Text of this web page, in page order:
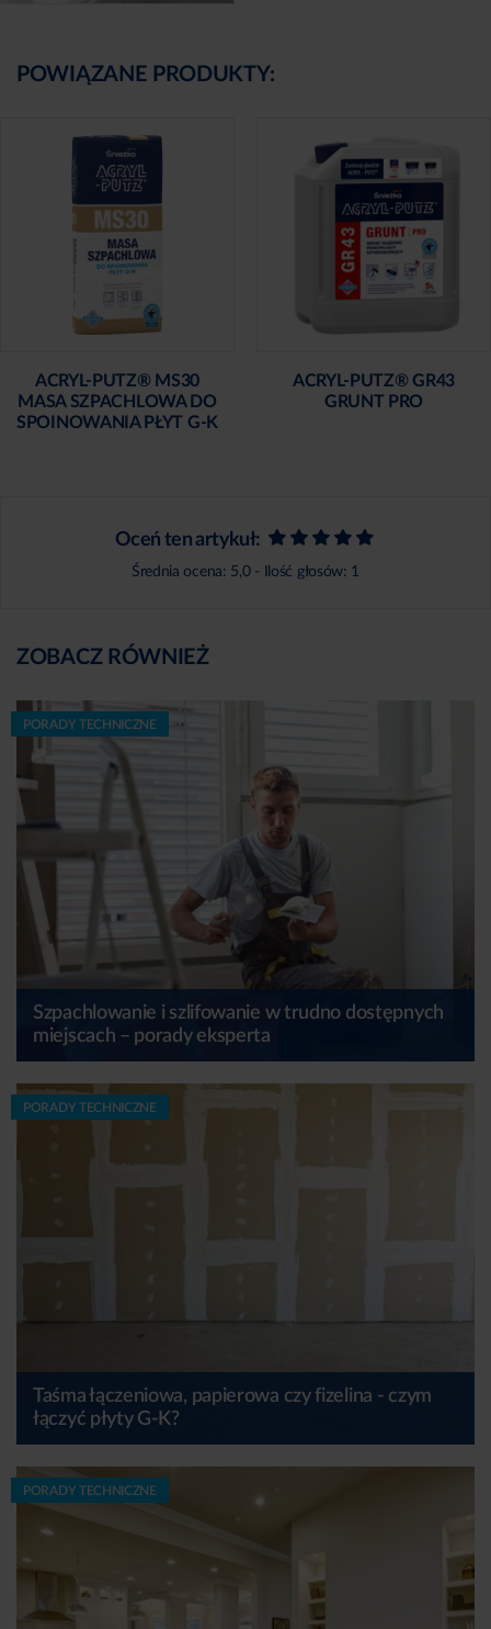
POWIĄZANE PRODUKTY:
ACRYL-PUTZ® MS30
MASA SZPACHLOWA DO
SPOINOWANIA PŁYT G-K
ACRYL-PUTZ® GR43
GRUNT PRO
Oceń ten artykuł:
Średnia ocena: 5,0- Ilość głosów: 1
ZOBACZ RÓWNIEŻ
PORADY TECHNICZNE
Szpachlowanie i szlifowanie w trudno dostępnych
miejscach – porady eksperta
PORADY TECHNICZNE
Taśma łączeniowa, papierowa czy fizelina - czym
łączyć płyty G-K?
PORADY TECHNICZNE